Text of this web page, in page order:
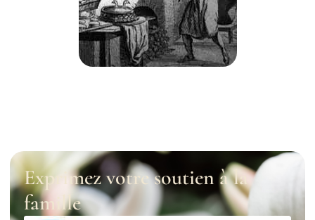
Exprimez votre soutien à la
famille